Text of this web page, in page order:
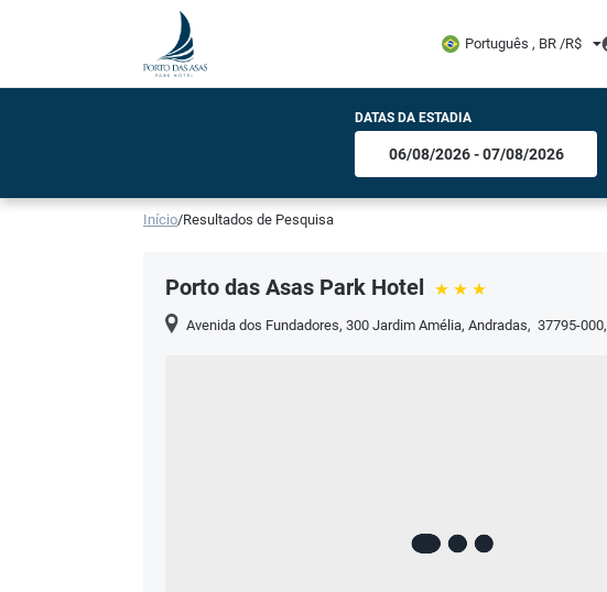
Português , BR /R$
DATAS DA ESTADIA
Início/Resultados de Pesquisa
Porto das Asas Park Hotel
Avenida dos Fundadores, 300 Jardim Amélia,Andradas, 37795-000,